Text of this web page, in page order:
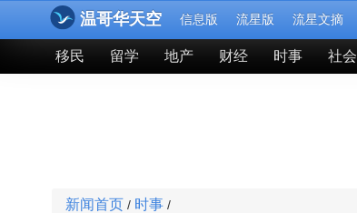
温哥华天空 信息版 流星版 流星文摘
移民 留学 地产 财经 时事 社会
新闻首页 / 时事 /